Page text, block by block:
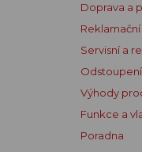
Doprava a
Servisní a
Výhody
Funkce a
Poradna